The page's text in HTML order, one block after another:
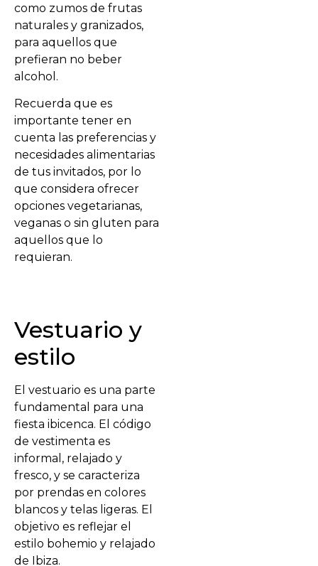
como zumos de frutas
naturales y granizados,
para aquellos que
prefieran no beber
alcohol.
Recuerda que es
importante tener en
cuenta las preferencias y
necesidades alimentarias
de tus invitados, por lo
que considera ofrecer
opciones vegetarianas,
veganas o sin gluten para
aquellos que lo
requieran.
Vestuario y
estilo
El vestuario es una parte
fundamental para una
fiesta ibicenca. El código
de vestimenta es
informal, relajado y
fresco, y se caracteriza
por prendas en colores
blancos y telas ligeras. El
objetivo es reflejar el
estilo bohemio y relajado
de Ibiza.